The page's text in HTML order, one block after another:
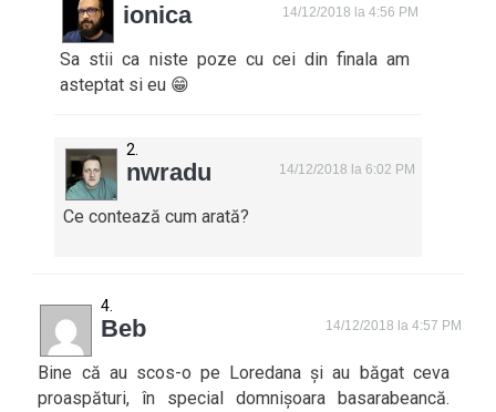
ionica 14/12/2018 la 4:56 PM
Sa stii ca niste poze cu cei din finala am
asteptat si eu 😁
nwradu 14/12/2018 la 6:02 PM
Ce contează cum arată?
Beb 14/12/2018 la 4:57 PM
Bine că au scos-o pe Loredana și au băgat ceva
proaspături, în special domnișoara basarabeancă.